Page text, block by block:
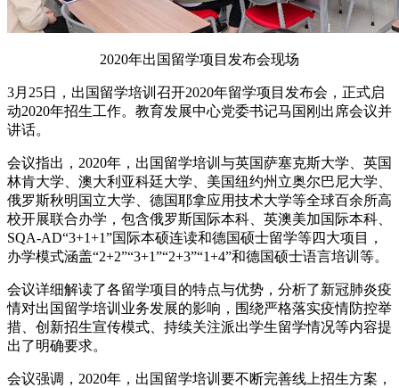
2020年出国留学项目发布会现场
3月25日，出国留学培训召开2020年留学项目发布会，正式启
动2020年招生工作。教育发展中心党委书记马国刚出席会议并
讲话。
会议指出，2020年，出国留学培训与英国萨塞克斯大学、英国
林肯大学、澳大利亚科廷大学、美国纽约州立奥尔巴尼大学、
俄罗斯秋明国立大学、德国耶拿应用技术大学等全球百余所高
校开展联合办学，包含俄罗斯国际本科、英澳美加国际本科、
SQA-AD“3+1+1”国际本硕连读和德国硕士留学等四大项目，
办学模式涵盖“2+2”“3+1”“2+3”“1+4”和德国硕士语言培训等。
会议详细解读了各留学项目的特点与优势，分析了新冠肺炎疫
情对出国留学培训业务发展的影响，围绕严格落实疫情防控举
措、创新招生宣传模式、持续关注派出学生留学情况等内容提
出了明确要求。
会议强调，2020年，出国留学培训要不断完善线上招生方案，